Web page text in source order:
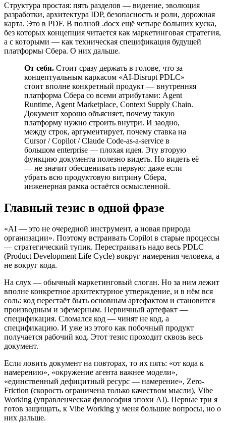
Структура простая: пять разделов — видение, эволюция
разработки, архитектура IDP, безопасность и роли, дорожная
карта. Это в PDF. В полной .docx ещё четыре больших куска,
без которых концепция читается как маркетинговая стратегия,
а с которыми — как техническая спецификация будущей
платформы Сбера. О них дальше.
От себя. Стоит сразу держать в голове, что за
концептуальным каркасом «AI-Disrupt PDLC»
стоит вполне конкретный продукт — внутренняя
платформа Сбера со всеми атрибутами: Agent
Runtime, Agent Marketplace, Context Supply Chain.
Документ хорошо объясняет, почему такую
платформу нужно строить внутри. И заодно,
между строк, аргументирует, почему ставка на
Cursor / Copilot / Claude Code-as-a-service в
большом enterprise — плохая идея. Эту вторую
функцию документа полезно видеть. Но видеть её
— не значит обесценивать первую: даже если
убрать всю продуктовую витрину Сбера,
инженерная рамка остаётся осмысленной.
Главный тезис в одной фразе
«AI — это не очередной инструмент, а новая природа
организации». Поэтому встраивать Copilot в старые процессы
— стратегический тупик. Перестраивать надо весь PDLC
(Product Development Life Cycle) вокруг намерения человека, а
не вокруг кода.
На слух — обычный маркетинговый слоган. Но за ним лежит
вполне конкретное архитектурное утверждение, и в нём вся
соль: код перестаёт быть основным артефактом и становится
производным и эфемерным. Первичный артефакт —
спецификация. Сломался код — чинят не код, а
спецификацию. И уже из этого как побочный продукт
получается рабочий код. Этот тезис проходит сквозь весь
документ.
Если ловить документ на повторах, то их пять: «от кода к
намерению», «окружение агента важнее модели»,
«единственный дефицитный ресурс — намерение», Zero-
Friction (скорость ограничена только качеством мысли), Vibe
Working (управленческая философия эпохи AI). Первые три я
готов защищать, к Vibe Working у меня большие вопросы, но о
них дальше.